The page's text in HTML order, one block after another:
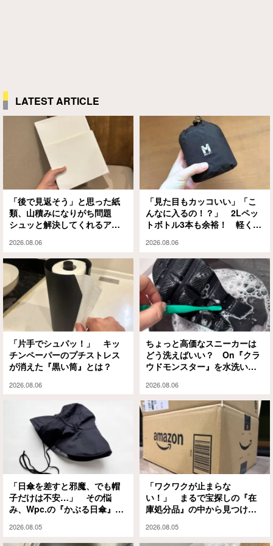
LATEST ARTICLE
「後で見返そう」と思った紙
類、山積みになりがち問題
シュッと解決してくれるアイ
2026.08.06
「見た目もカッコいい」「こ
んなに入るの！？」 2Lペッ
トボトル3本も余裕！ 軽くて
ッグが大正解
2026.08.06
「片手でシュパッ！」 キッ
チンペーパーのプチストレス
が消えた『黒い筒』とは？
2026.08.06
ちょっと高価なスニーカーは
どう洗えばいい？ On『クラ
ウドモンスター』を水洗いと
と…
2026.08.06
「日傘を差すと邪魔、でも帽
子だけは不安…」 その悩
み、Wpc.の『かぶる日傘』が
2026.08.05
「ワクワクが止まらな
い！」 まるで宝探しの『在
庫処分品』の中から見つけた
2026.08.05